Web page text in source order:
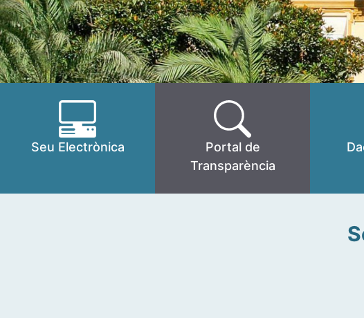
Seu Electrònica
Portal de
Transparència